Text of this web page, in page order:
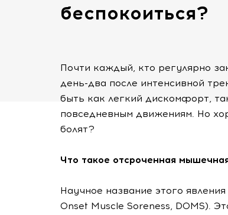
беспокоиться?
Почти каждый, кто регулярно
день-два после интенсивной
быть как легкий дискомфорт,
повседневным движениям. Но
болят?
Что такое отсроченная
Научное название этого
Onset Muscle Soreness, DOMS).